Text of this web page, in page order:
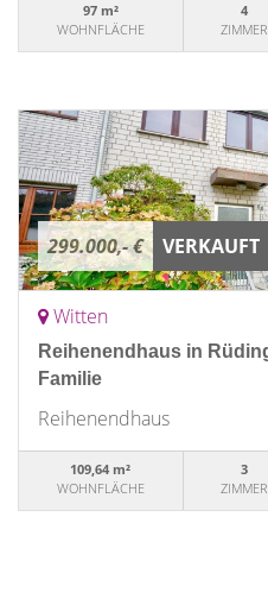
97 m²
WOHNFLÄCHE
4
ZIMMER
299.000,- € VERKAUFT
Witten
Reihenendhaus in
Familie
Reihenendhaus
109,64 m²
WOHNFLÄCHE
3
ZIMMER